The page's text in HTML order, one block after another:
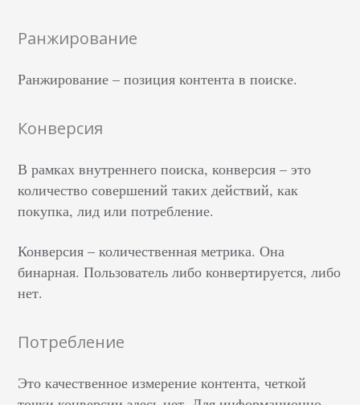
Ранжирование
Ранжирование – позиция контента в поиске.
Конверсия
В рамках внутреннего поиска, конверсия – это
количество совершений таких действий, как
покупка, лид или потребление.
Конверсия – количественная метрика. Она
бинарная. Пользователь либо конвертируется, либо
нет.
Потребление
Это качественное измерение контента, четкой